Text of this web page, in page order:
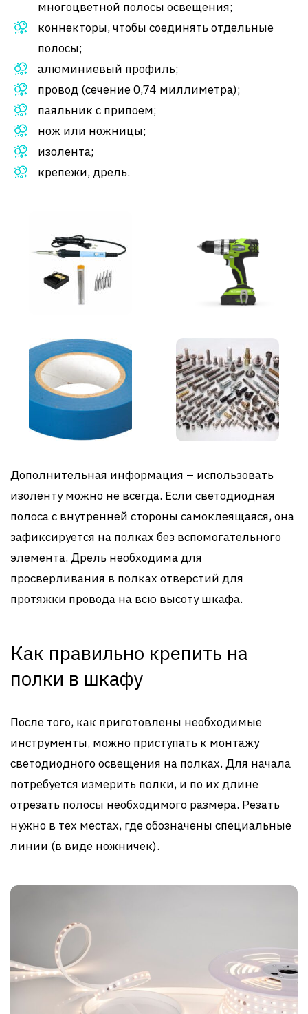
многоцветной полосы освещения;
коннекторы, чтобы соединять отдельные
полосы;
алюминиевый профиль;
провод (сечение 0,74 миллиметра);
паяльник с припоем;
нож или ножницы;
изолента;
крепежи, дрель.
Дополнительная информация – использовать
изоленту можно не всегда. Если светодиодная
полоса с внутренней стороны самоклеящаяся, она
зафиксируется на полках без вспомогательного
элемента. Дрель необходима для
просверливания в полках отверстий для
протяжки провода на всю высоту шкафа.
Как правильно крепить на
полки в шкафу
После того, как приготовлены необходимые
инструменты, можно приступать к монтажу
светодиодного освещения на полках. Для начала
потребуется измерить полки, и по их длине
отрезать полосы необходимого размера. Резать
нужно в тех местах, где обозначены специальные
линии (в виде ножничек).